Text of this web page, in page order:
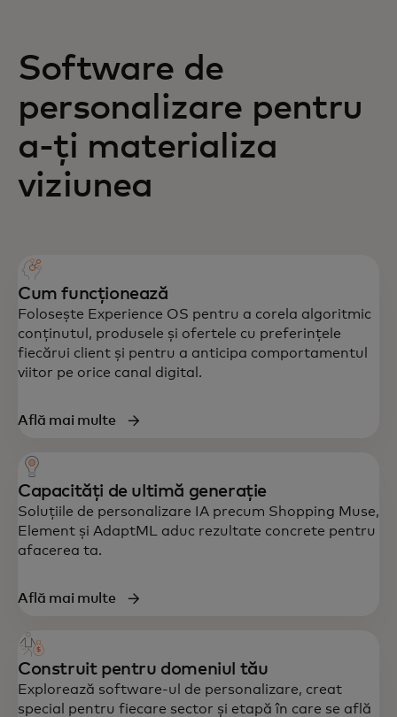
Software de
personalizare pentru
a-ți materializa
viziunea
Cum funcționează
Folosește Experience OS pentru a corela algoritmic
conținutul, produsele și ofertele cu preferințele
fiecărui client și pentru a anticipa comportamentul
viitor pe orice canal digital.
Află mai multe
Capacități de ultimă generație
Soluțiile de personalizare IA precum Shopping Muse,
Element și AdaptML aduc rezultate concrete pentru
afacerea ta.
Află mai multe
Construit pentru domeniul tău
Explorează software-ul de personalizare, creat
special pentru fiecare sector și etapă în care se află